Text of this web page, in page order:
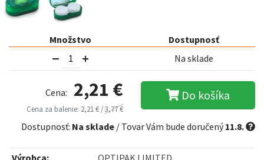
Množstvo
Dostupnosť
Na sklade
Cena: 2,21 €
Cena za balenie: 2,21 € /3,77 €
Do košíka
Dostupnosť: Na sklade / Tovar Vám bude doručený11.8.